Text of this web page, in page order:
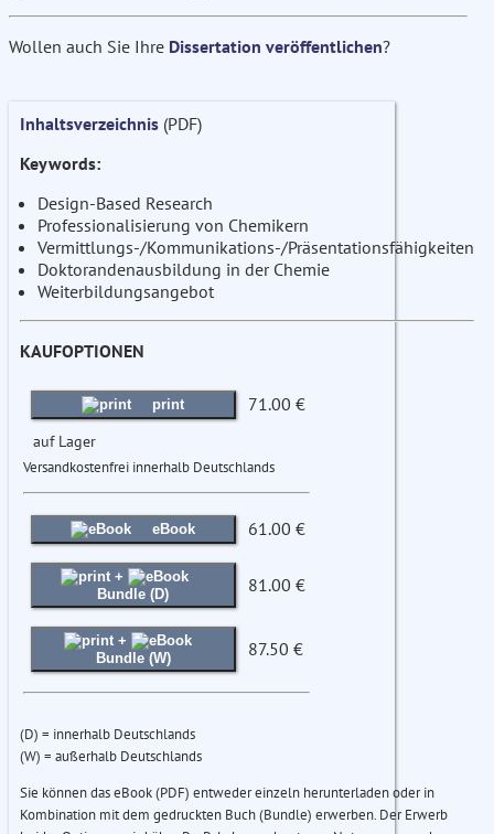
Wollen auch Sie Ihre Dissertation veröffentlichen?
Inhaltsverzeichnis (PDF)
Keywords:
Design-Based Research
Professionalisierung von Chemikern
Vermittlungs-/Kommunikations-/Präsentationsfähigkeiten
Doktorandenausbildung in der Chemie
Weiterbildungsangebot
KAUFOPTIONEN
print 71.00 €
auf Lager
Versandkostenfrei innerhalb Deutschlands
eBook 61.00 €
+
Bundle (D)
81.00 €
+
Bundle (W)
87.50 €
(D) = innerhalb Deutschlands
(W) = außerhalb Deutschlands
Sie können das eBook (PDF) entweder einzeln herunterladen oder in
Kombination mit dem gedruckten Buch (Bundle) erwerben. Der Erwerb